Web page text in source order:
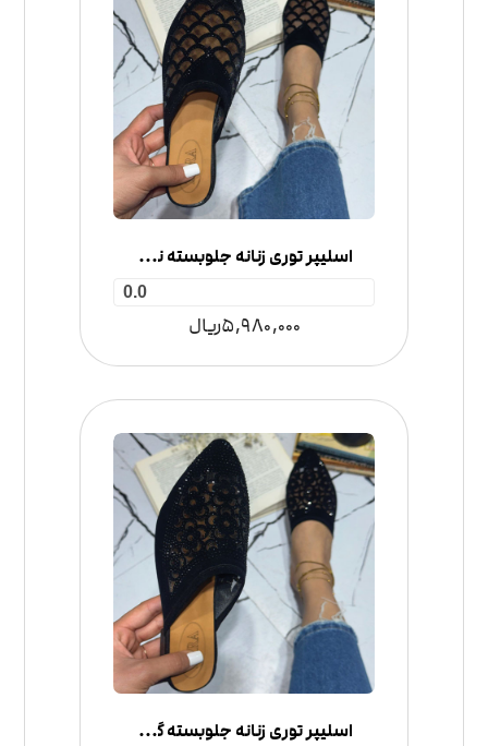
اسلیپر توری زنانه جلوبسته نگینی پولکی
0.0
5,980,000ریال
اسلیپر توری زنانه جلوبسته گل‌دار نگینی